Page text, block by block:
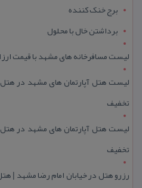
برج خنک کننده
برداشتن خال با محلول
لیست مسافرخانه های مشهد با قیمت ارزان +
تخفیف
تخفیف